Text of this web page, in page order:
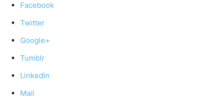
Facebook
Twitter
Google+
Tumblr
LinkedIn
Mail